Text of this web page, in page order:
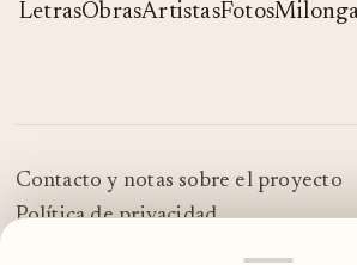
LetrasObrasArtistasFotos
Contacto y notas sobre el proyecto
Política de privacidad